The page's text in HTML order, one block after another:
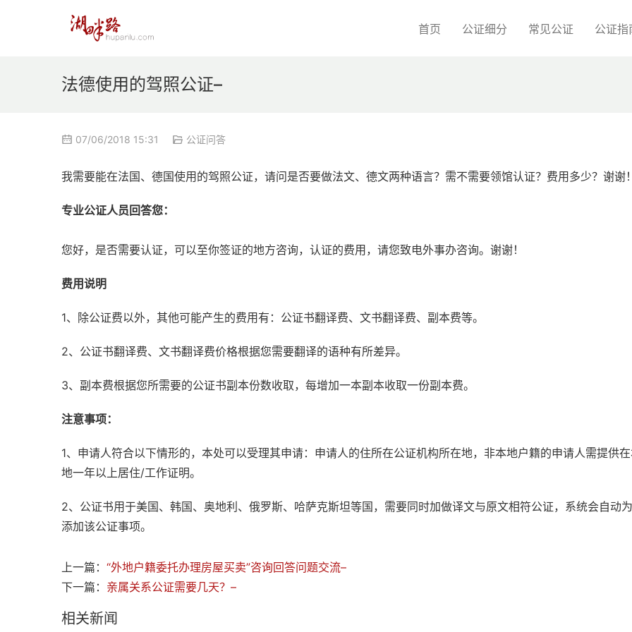
首页 公证细分 常见公证 公证指
法德使用的驾照公证–
07/06/2018 15:31 公证问答
我需要能在法国、德国使用的驾照公证，请问是否要做法文、德文两种语言？需不需要领馆认证？费用多少？谢谢
专业公证人员回答您：
您好，是否需要认证，可以至你签证的地方咨询，认证的费用，请您致电外事办咨询。谢谢！
费用说明
1、除公证费以外，其他可能产生的费用有：公证书翻译费、文书翻译费、副本费等。
2、公证书翻译费、文书翻译费价格根据您需要翻译的语种有所差异。
3、副本费根据您所需要的公证书副本份数收取，每增加一本副本收取一份副本费。
注意事项：
1、申请人符合以下情形的，本处可以受理其申请：申请人的住所在公证机构所在地，非本地户籍的申请人需提供
地一年以上居住/工作证明。
2、公证书用于美国、韩国、奥地利、俄罗斯、哈萨克斯坦等国，需要同时加做译文与原文相符公证，系统会自动
添加该公证事项。
上一篇： “外地户籍委托办理房屋买卖”咨询回答问题交流–
下一篇： 亲属关系公证需要几天？–
相关新闻